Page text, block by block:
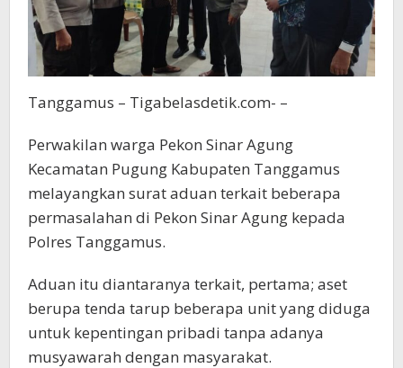
Tanggamus – Tigabelasdetik.com- –
Perwakilan warga Pekon Sinar Agung
Kecamatan Pugung Kabupaten Tanggamus
melayangkan surat aduan terkait beberapa
permasalahan di Pekon Sinar Agung kepada
Polres Tanggamus.
Aduan itu diantaranya terkait, pertama; aset
berupa tenda tarup beberapa unit yang diduga
untuk kepentingan pribadi tanpa adanya
musyawarah dengan masyarakat.